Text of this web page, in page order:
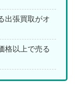
出張買取がオ
格以上で売る